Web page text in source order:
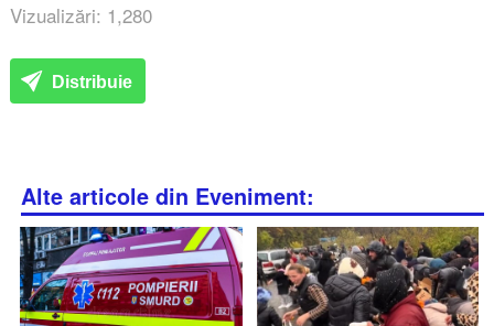
Vizualizări: 1,280
Distribuie
Alte articole din Eveniment: